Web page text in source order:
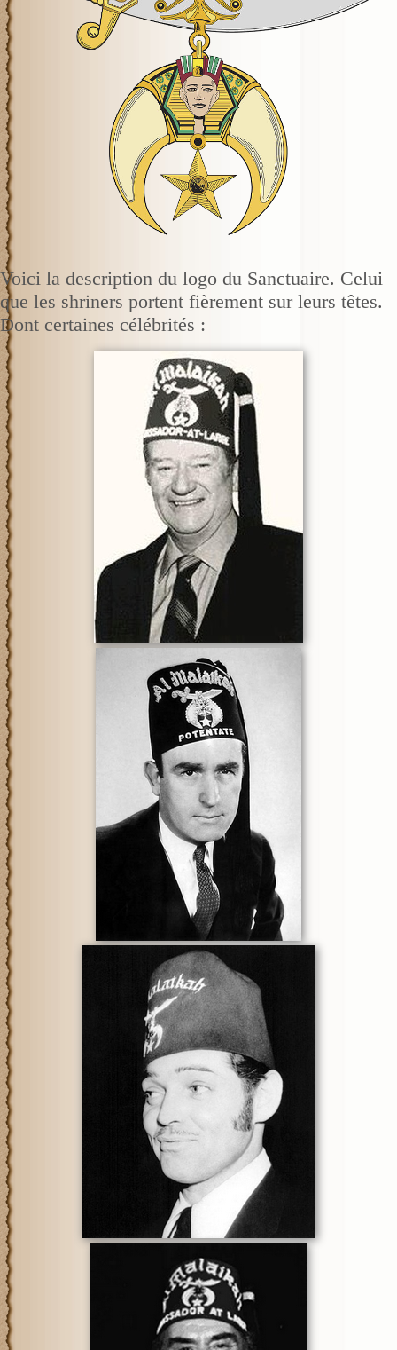
Voici la description du logo du Sanctuaire. Celui
que les shriners portent fièrement sur leurs têtes.
Dont certaines célébrités :